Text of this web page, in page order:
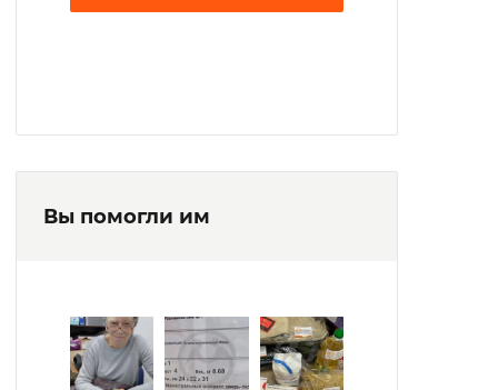
Вы помогли им